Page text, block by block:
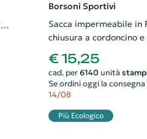
Borsoni Sportivi
Sacca impermeabile in
chiusura a cordoncino
€ 15,25
cad. per 6140unità
Se ordini oggi la
14/08
Più Ecologico